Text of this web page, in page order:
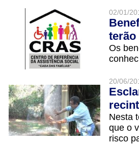
02/01/
terão
Os
20/06/
Nesta
que o
risco